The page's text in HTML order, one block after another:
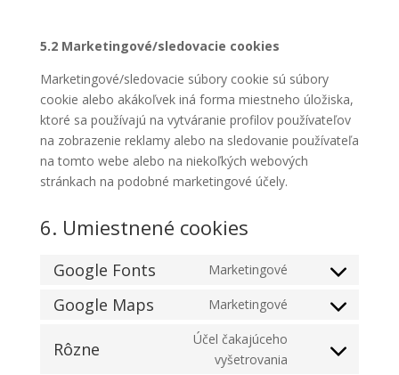
5.2 Marketingové/sledovacie cookies
Marketingové/sledovacie súbory cookie sú súbory
cookie alebo akákoľvek iná forma miestneho úložiska,
ktoré sa používajú na vytváranie profilov používateľov
na zobrazenie reklamy alebo na sledovanie používateľa
na tomto webe alebo na niekoľkých webových
stránkach na podobné marketingové účely.
6. Umiestnené cookies
Google Fonts Marketingové
Consent
Google Maps Marketingové
Consent
service
Rôzne
Účel čakajúceho
vyšetrovania
Consent